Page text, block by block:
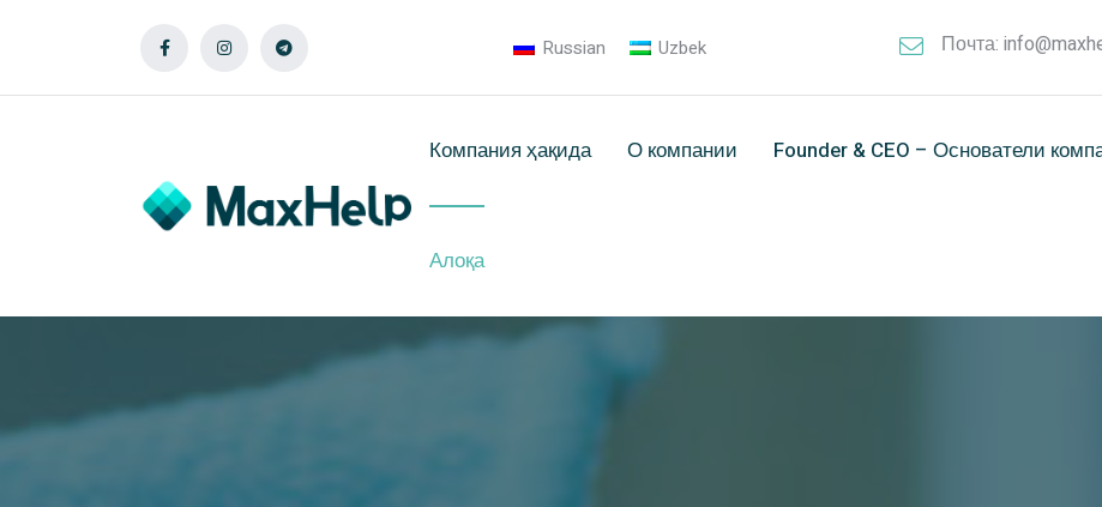
Russian Uzbek Почта:
Компания ҳақида О компании Founder & CEO – Основатели
Алоқа